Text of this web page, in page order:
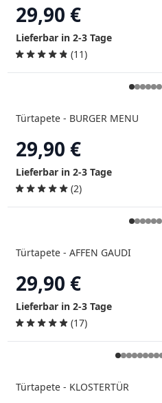
29,90 €
Lieferbar in 2-3 Tage
(11)
Türtapete - BURGER MENU
29,90 €
Lieferbar in 2-3 Tage
(2)
Türtapete - AFFEN GAUDI
29,90 €
Lieferbar in 2-3 Tage
(17)
Türtapete - KLOSTERTÜR